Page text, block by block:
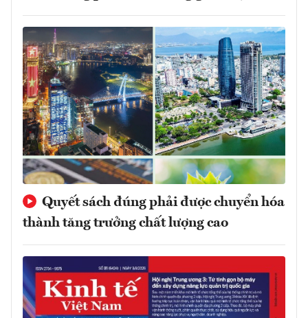
Quyết sách đúng phải được chuyển hóa
thành tăng trưởng chất lượng cao